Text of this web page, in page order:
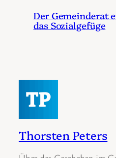
Der Gemeinderat
das Sozialgefüge
Thorsten Peters